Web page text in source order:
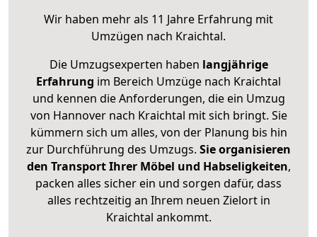
Wir haben mehr als 11 Jahre Erfahrung mit
Umzügen nach Kraichtal.
Die Umzugsexperten haben langjährige
Erfahrung im Bereich Umzüge nach Kraichtal
und kennen die Anforderungen, die ein Umzug
von Hannover nach Kraichtal mit sich bringt. Sie
kümmern sich um alles, von der Planung bis hin
zur Durchführung des Umzugs. Sie organisieren
den Transport Ihrer Möbel und Habseligkeiten,
packen alles sicher ein und sorgen dafür, dass
alles rechtzeitig an Ihrem neuen Zielort in
Kraichtal ankommt.